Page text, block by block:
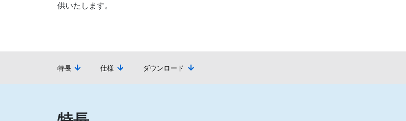
供いたします。
特長 仕様 ダウンロード